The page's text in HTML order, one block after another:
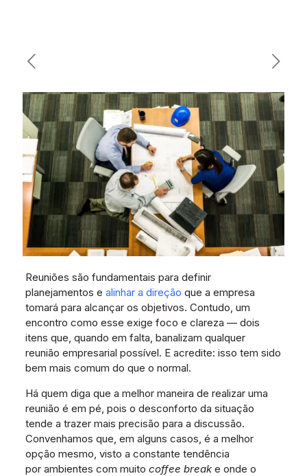
Reuniões são fundamentais para definir
planejamentos e alinhar a direção que a empresa
tomará para alcançar os objetivos. Contudo, um
encontro como esse exige foco e clareza — dois
itens que, quando em falta, banalizam qualquer
reunião empresarial possível. E acredite: isso tem sido
bem mais comum do que o normal.
Há quem diga que a melhor maneira de realizar uma
reunião é em pé, pois o desconforto da situação
tende a trazer mais precisão para a discussão.
Convenhamos que, em alguns casos, é a melhor
opção mesmo, visto a constante tendência
por ambientes com muito coffee breake onde o